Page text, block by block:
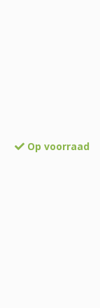
Op voorraad